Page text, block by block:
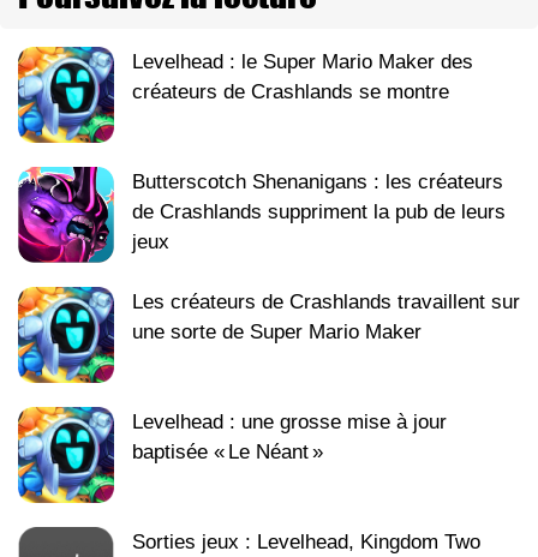
Levelhead : le Super Mario Maker des
créateurs de Crashlands se montre
Butterscotch Shenanigans : les créateurs
de Crashlands suppriment la pub de leurs
jeux
Les créateurs de Crashlands travaillent sur
une sorte de Super Mario Maker
Levelhead : une grosse mise à jour
baptisée « Le Néant »
Sorties jeux : Levelhead, Kingdom Two